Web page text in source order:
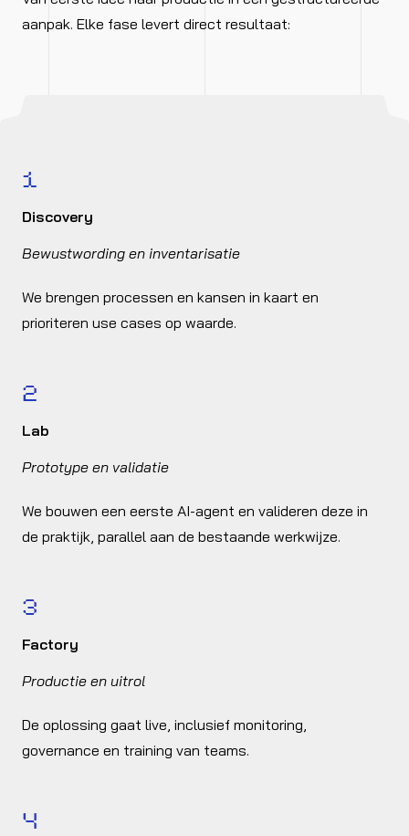
aanpak. Elke fase levert direct resultaat:
1
Discovery
Bewustwording en inventarisatie
We brengen processen en kansen in kaart en
prioriteren use cases op waarde.
2
Lab
Prototype en validatie
We bouwen een eerste AI-agent en valideren deze in
de praktijk, parallel aan de bestaande werkwijze.
3
Factory
Productie en uitrol
De oplossing gaat live, inclusief monitoring,
governance en training van teams.
4